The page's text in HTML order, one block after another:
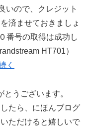
いので、クレジット
済ませておきましょ
番号の取得は成功し
HT701）
く
うございます。
たら、にほんブログ
ただけると嬉しいで